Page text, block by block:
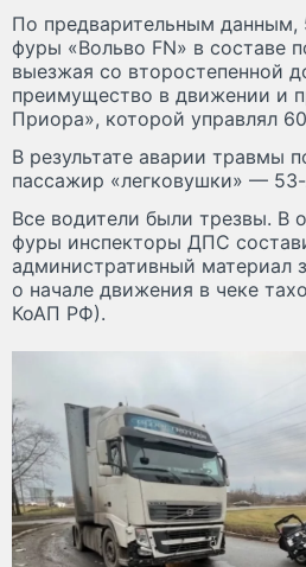
По предварительным данным,
фуры «Вольво FN» в составе
выезжая со второстепенной
преимущество в движении и
Приора», которой управлял
В результате аварии травмы
пассажир «легковушки» —
Все водители были трезвы. В
фуры инспекторы ДПС
административный материал
о начале движения в чеке
КоАП РФ).